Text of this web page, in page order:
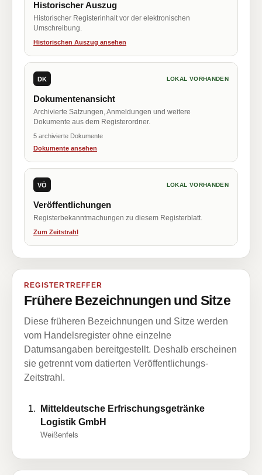
Historischer Auszug
Historischer Registerinhalt vor der elektronischen
Umschreibung.
Historischen Auszug ansehen
DK LOKAL VORHANDEN
Dokumentenansicht
Archivierte Satzungen, Anmeldungen und weitere
Dokumente aus dem Registerordner.
5 archivierte Dokumente
Dokumente ansehen
VÖ LOKAL VORHANDEN
Veröffentlichungen
Registerbekanntmachungen zu diesem Registerblatt.
Zum Zeitstrahl
REGISTERTREFFER
Frühere Bezeichnungen und Sitze
Diese früheren Bezeichnungen und Sitze werden
vom Handelsregister ohne einzelne
Datumsangaben bereitgestellt. Deshalb erscheinen
sie getrennt vom datierten Veröffentlichungs-
Zeitstrahl.
Mitteldeutsche Erfrischungsgetränke
Logistik GmbH
Weißenfels